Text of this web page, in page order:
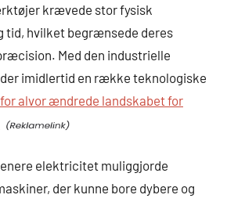
krævede stor fysisk
tid, hvilket begrænsede deres
Med den industrielle
imidlertid en række teknologiske
alvor ændrede landskabet for
elektricitet muliggjorde
der kunne bore dybere og